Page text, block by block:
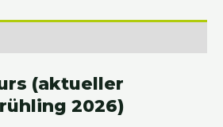
(aktueller
2026)